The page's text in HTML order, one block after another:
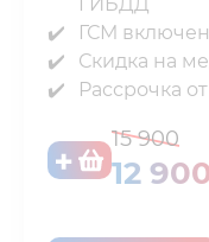
ГСМ включен⁣⁣
Скидка на
Рассрочка
15 900
12